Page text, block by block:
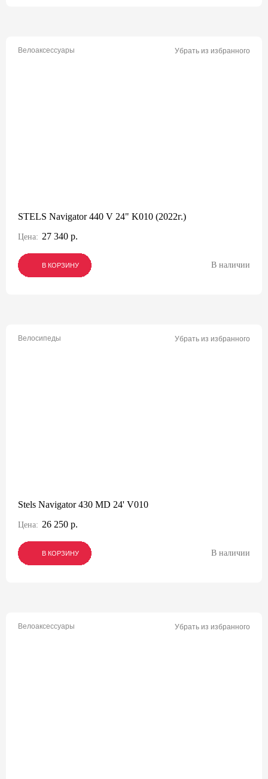
Велоаксессуары Убрать из избранного
STELS Navigator 440 V 24" K010 (2022г.)
Цена: 27 340 р.
В КОРЗИНУ
В КОРЗИНУ
В КОРЗИНУ В наличии
Велосипеды Убрать из избранного
Stels Navigator 430 MD 24' V010
Цена: 26 250 р.
В КОРЗИНУ
В КОРЗИНУ
В КОРЗИНУ В наличии
Велоаксессуары Убрать из избранного